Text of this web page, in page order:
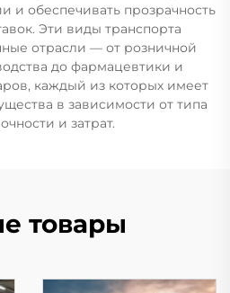
и обеспечивать прозрачность
Эти виды транспорта
отрасли — от розничной
до фармацевтики и
каждый из которых имеет
в зависимости от типа
и затрат.
товары